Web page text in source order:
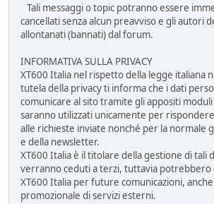
Tali messaggi o topic potranno essere
cancellati senza alcun preavviso e gli autori
allontanati (bannati) dal forum.
INFORMATIVA SULLA PRIVACY
XT600 Italia nel rispetto della legge italiana
tutela della privacy ti informa che i dati
comunicare al sito tramite gli appositi
saranno utilizzati unicamente per
alle richieste inviate nonché per la normale
e della newsletter.
XT600 Italia è il titolare della gestione di tali
verranno ceduti a terzi, tuttavia potrebbero
XT600 Italia per future comunicazioni,
promozionale di servizi esterni.